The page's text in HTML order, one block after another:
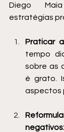
Diego
estratégias
Praticar
tempo
sobre as
é grato.
aspectos
negativos: